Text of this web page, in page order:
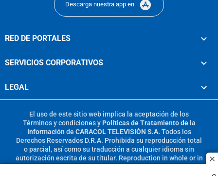
Descarga nuestra app en
RED DE PORTALES
SERVICIOS CORPORATIVOS
LEGAL
El uso de este sitio web implica la aceptación de los
Términos y condicionesy Políticas de Tratamiento de la
Información de CARACOL TELEVISIÓN S.A. Todos los
Derechos Reservados D.R.A. Prohibida su reproducción total
o parcial, así como su traducción a cualquier idioma sin
autorización escrita de su titular. Reproduction in whole or in